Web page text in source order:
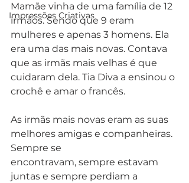
Impressões Criativas
Mamãe vinha de uma família de 12
irmãos. Sendo que 9 eram
mulheres e apenas 3 homens. Ela
era uma das mais novas. Contava
que as irmãs mais velhas é que
cuidaram dela. Tia Diva a ensinou o
crochê e amar o francês.
As irmãs mais novas eram as suas
melhores amigas e companheiras.
Sempre se
encontravam, sempre estavam
juntas e sempre perdiam a